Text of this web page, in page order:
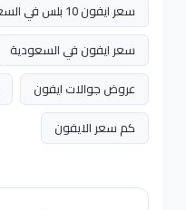
سعر ايفون 10 بلس في السعودية
سعر ايفون في السعودية
عروض جوالات ايفون
كم سعر الايفون